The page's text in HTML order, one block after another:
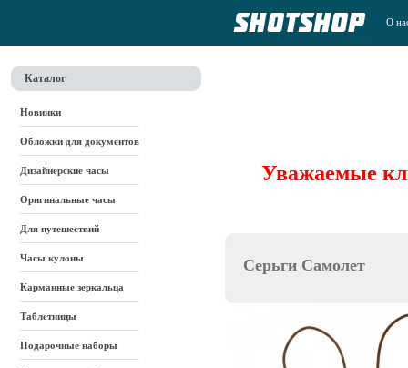
О
Каталог
Новинки
Обложки для документов
Дизайнерские часы
Оригинальные часы
Для путешествий
Часы кулоны
Карманные зеркальца
Таблетницы
Подарочные наборы
Уважаемые
Серьги Самолет